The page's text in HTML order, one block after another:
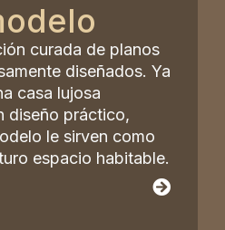
curada de planos
diseñados. Ya
casa lujosa
diseño práctico,
le sirven como
espacio habitable.